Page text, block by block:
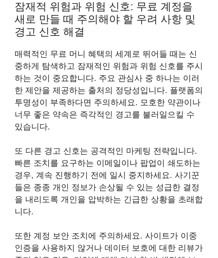
잠재적 위험과 위험 신호: 무료 계정을
새로 만들 때 주의해야 할 우려 사항 및
경고 신호 해결
매력적인 무료 머니 혜택의 세계로 뛰어들 때는 신
중하게 탐색하고 잠재적인 위험과 위험 신호를 주시
하는 것이 중요합니다. 주요 관심사 중 하나는 이러
한 제안을 제공하는 출처의 정당성입니다. 플랫폼의
투명성이 부족하다면 주의하세요. 모호한 약관이나
너무 좋은 약속은 즉각적인 경고를 불러일으킬 수
있습니다.
또 다른 경고 신호는 공격적인 마케팅 전략입니다.
빠른 조치를 요구하는 이메일이나 팝업이 쇄도하는
경우, 계속 진행하기 전에 일시 중지하세요. 사기꾼
들은 종종 개인 정보가 손상될 수 있는 성급한 결정
을 내리도록 개인을 압박하는 긴급한 상황을 초래합
니다.
또한 계정 보안 조치에 주의하세요. 사이트가 이중
인증을 사용하지 않거나 데이터 보호에 대한 리뷰가